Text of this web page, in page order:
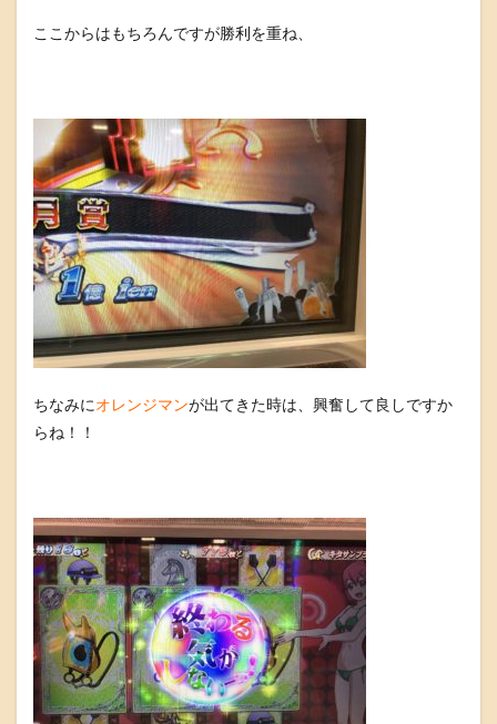
ここからはもちろんですが勝利を重ね、
ちなみにオレンジマンが出てきた時は、興奮して良しですか
らね！！